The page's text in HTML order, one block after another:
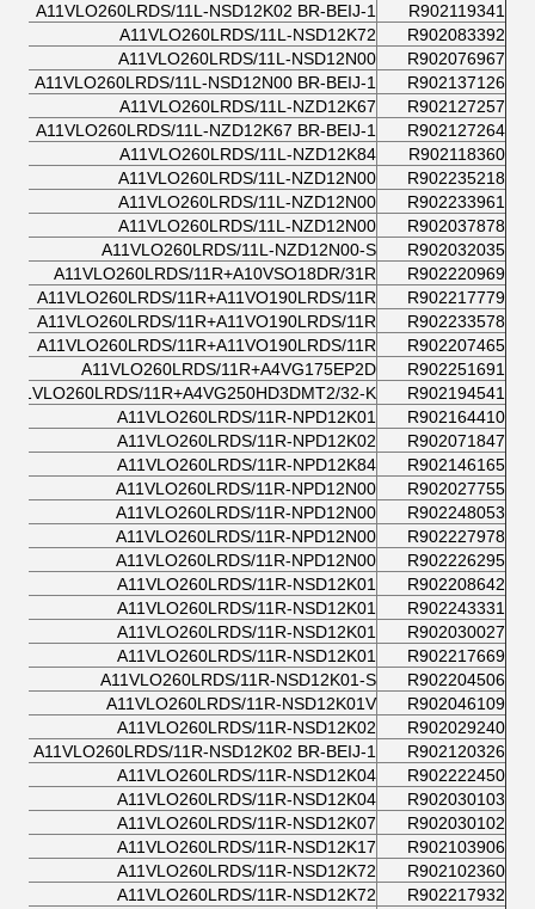
R902119341
A11VLO260LRDS/11L-NSD12K02 BR-BEIJ-1
R902083392
A11VLO260LRDS/11L-NSD12K72
R902076967
A11VLO260LRDS/11L-NSD12N00
R902137126
A11VLO260LRDS/11L-NSD12N00 BR-BEIJ-1
R902127257
A11VLO260LRDS/11L-NZD12K67
R902127264
A11VLO260LRDS/11L-NZD12K67 BR-BEIJ-1
R902118360
A11VLO260LRDS/11L-NZD12K84
R902235218
A11VLO260LRDS/11L-NZD12N00
R902233961
A11VLO260LRDS/11L-NZD12N00
R902037878
A11VLO260LRDS/11L-NZD12N00
R902032035
A11VLO260LRDS/11L-NZD12N00-S
R902220969
A11VLO260LRDS/11R+A10VSO18DR/31R
R902217779
A11VLO260LRDS/11R+A11VO190LRDS/11R
R902233578
A11VLO260LRDS/11R+A11VO190LRDS/11R
R902207465
A11VLO260LRDS/11R+A11VO190LRDS/11R
R902251691
A11VLO260LRDS/11R+A4VG175EP2D
R902194541
A11VLO260LRDS/11R+A4VG250HD3DMT2/32-K
R902164410
A11VLO260LRDS/11R-NPD12K01
R902071847
A11VLO260LRDS/11R-NPD12K02
R902146165
A11VLO260LRDS/11R-NPD12K84
R902027755
A11VLO260LRDS/11R-NPD12N00
R902248053
A11VLO260LRDS/11R-NPD12N00
R902227978
A11VLO260LRDS/11R-NPD12N00
R902226295
A11VLO260LRDS/11R-NPD12N00
R902208642
A11VLO260LRDS/11R-NSD12K01
R902243331
A11VLO260LRDS/11R-NSD12K01
R902030027
A11VLO260LRDS/11R-NSD12K01
R902217669
A11VLO260LRDS/11R-NSD12K01
R902204506
A11VLO260LRDS/11R-NSD12K01-S
R902046109
A11VLO260LRDS/11R-NSD12K01V
R902029240
A11VLO260LRDS/11R-NSD12K02
R902120326
A11VLO260LRDS/11R-NSD12K02 BR-BEIJ-1
R902222450
A11VLO260LRDS/11R-NSD12K04
R902030103
A11VLO260LRDS/11R-NSD12K04
R902030102
A11VLO260LRDS/11R-NSD12K07
R902103906
A11VLO260LRDS/11R-NSD12K17
R902102360
A11VLO260LRDS/11R-NSD12K72
R902217932
A11VLO260LRDS/11R-NSD12K72